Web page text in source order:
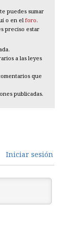
puedes sumar
o en el foro.
preciso estar
a las leyes
que
publicadas.
Iniciar sesión